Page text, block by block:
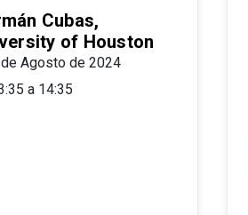
Cubas,
of Houston
Agosto de 2024
a 14:35